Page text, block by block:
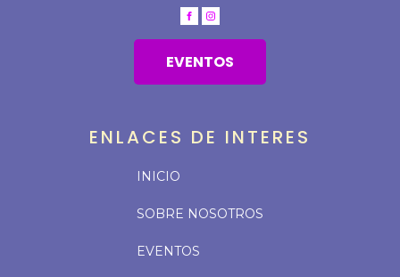
EVENTOS
ENLACES DE INTERES
INICIO
SOBRE NOSOTROS
EVENTOS